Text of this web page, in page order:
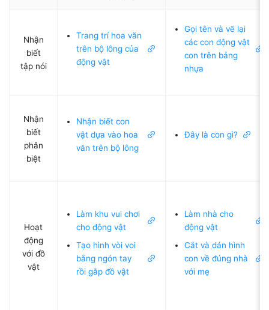
Nhận
biết
tập nói
Trang trí hoa văn
trên bộ lông của
động vật
Gọi tên và vẽ lại
các con động vật
con trên bảng
nhựa
Nhận
biết
phân
biệt
Nhận biết con
vật dựa vào hoa
văn trên bộ lông
Đây là con gì?
Hoạt
động
với đồ
vật
Làm khu vui chơi
cho động vật
Tạo hình vòi voi
bằng ngón tay
rồi gắp đồ vật
Làm nhà cho
động vật
Cắt và dán hình
con về đúng nhà
với mẹ